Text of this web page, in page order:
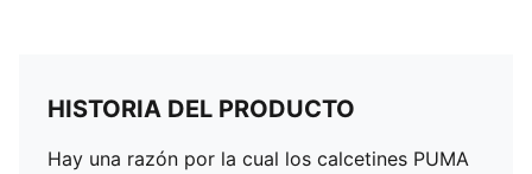
HISTORIA DEL PRODUCTO
Hay una razón por la cual los calcetines PUMA